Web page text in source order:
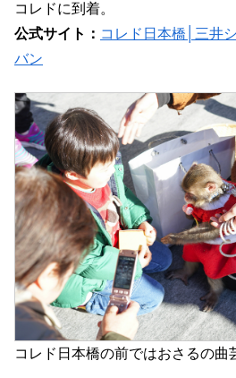
コレドに到着。
公式サイト： コレド日本橋│三井
バン
コレド日本橋の前ではおさるの曲